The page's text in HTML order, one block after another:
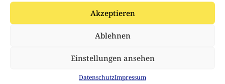
Akzeptieren
Ablehnen
Einstellungen ansehen
DatenschutzImpressum
Dirigent*innen in unseren Zeit und sucht Reflexionen
und Vergleiche in hierarchischen Systemen in der
Ist Tradition eine Quelle, aus der man weiter schöpfen
muss? Spielen Erfahrungen im kollektiven Gedächtnis
eine entscheidende Rolle bei weiteren Entwicklungen